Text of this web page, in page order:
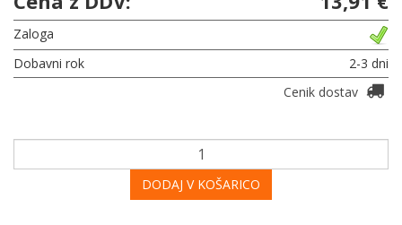
Zaloga
Dobavni rok
2-3 dni
Cenik dostav
DODAJ V KOŠARICO